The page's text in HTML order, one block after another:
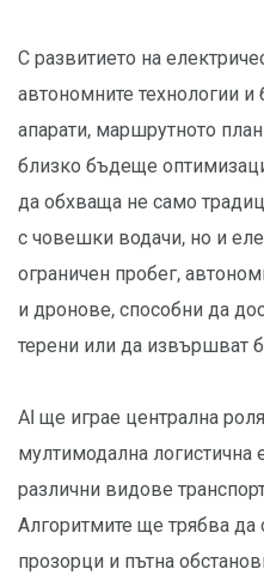
С развитието на
автономните технологии и
апарати, маршрутното
близко бъдеще
да обхваща не само
с човешки водачи, но и
ограничен пробег,
и дронове, способни да
терени или да извършват
AI ще играе централна
мултимодална логистична
различни видове
Алгоритмите ще трябва да
прозорци и пътна